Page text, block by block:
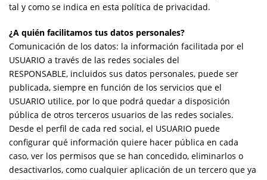
tal y como se indica en esta política de privacidad.
¿A quién facilitamos tus datos personales?
Comunicación de los datos: la información facilitada por el
USUARIO a través de las redes sociales del
RESPONSABLE, incluidos sus datos personales, puede ser
publicada, siempre en función de los servicios que el
USUARIO utilice, por lo que podrá quedar a disposición
pública de otros terceros usuarios de las redes sociales.
Desde el perfil de cada red social, el USUARIO puede
configurar qué información quiere hacer pública en cada
caso, ver los permisos que se han concedido, eliminarlos o
desactivarlos, como cualquier aplicación de un tercero que ya